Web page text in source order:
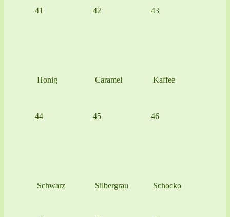
41
Honig
42
Caramel
43
Kaffee
44
Schwarz
45
Silbergrau
46
Schocko